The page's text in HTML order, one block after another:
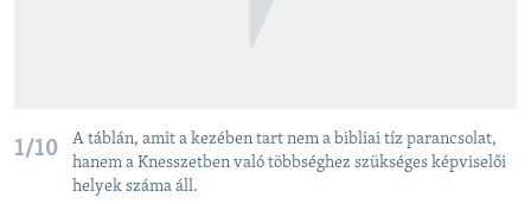
1/10
A táblán, amit a kezében tart nem a bibliai tíz parancsolat,
hanem a Knesszetben való többséghez szükséges képviselői
helyek száma áll.